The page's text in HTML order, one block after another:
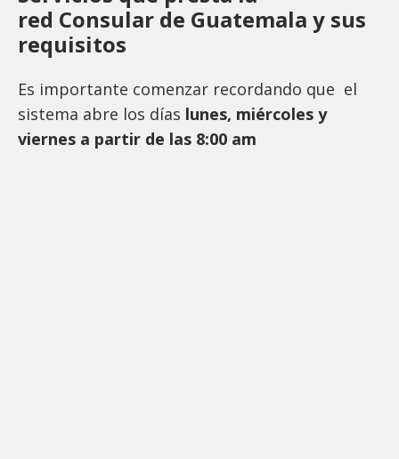
red Consular de Guatemala y sus
requisitos
Es importante comenzar recordando que el
sistema abre los días lunes, miércoles y
viernes a partir de las 8:00 am